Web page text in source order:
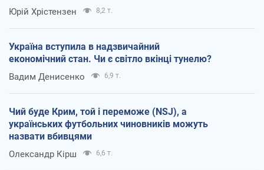
Юрій Хрістензен 8,2 т.
Україна вступила в надзвичайний
економічний стан. Чи є світло вкінці тунелю?
Вадим Денисенко 6,9 т.
Чий буде Крим, той і переможе (NSJ), а
українських футбольних чиновників можуть
назвати вбивцями
Олександр Кірш 6,6 т.